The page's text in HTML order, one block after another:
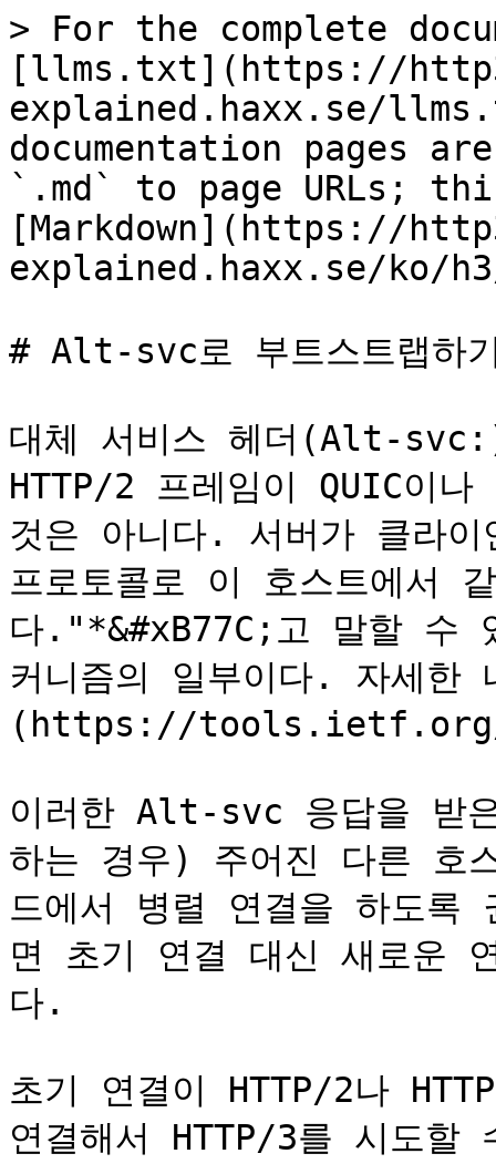
> For the complete
[llms.txt](https://
explained.haxx.se/
documentation pages
`.md` to page URLs;
[Markdown](https://
explained.haxx.se/ko/
# Alt-svc로 부트스트랩하
대체 서비스 헤더(Alt-
HTTP/2 프레임이 QUIC이
것은 아니다. 서버가 클라
프로토콜로 이 호스트에서
다."*&#xB77C;고 말할 수
커니즘의 일부이다. 자세한
(https://tools.ietf.org/
이러한 Alt-svc 응답을 받
하는 경우) 주어진 다른 호
드에서 병렬 연결을 하도록
면 초기 연결 대신 새로운
다.
초기 연결이 HTTP/2나
연결해서 HTTP/3를 시도할